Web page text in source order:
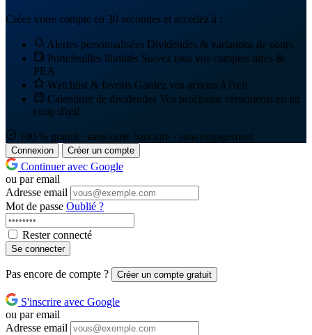
Créez votre compte en 30 secondes et accédez à :
Alertes personnalisées Dividendes & variations de cours
Portefeuilles illimités Suivez tous vos comptes titres &
PEA
Watchlist & favoris Gardez vos actions à l'œil
Calendrier de dividendes Vos prochains versements en un
coup d'œil
100 % gratuit · sans carte bancaire · sans engagement
Connexion Créer un compte
Continuer avec Google
ou par email
Adresse email
Mot de passe Oublié ?
Rester connecté
Se connecter
Pas encore de compte ? Créer un compte gratuit
S'inscrire avec Google
ou par email
Adresse email